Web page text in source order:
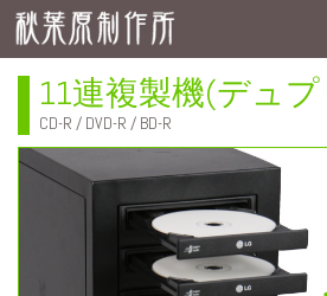
11連複製機(デュ
CD-R / DVD-R / BD-R